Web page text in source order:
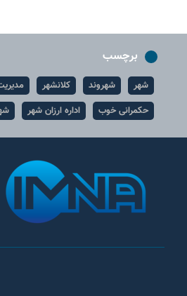
برچسب
شهر شهروند کلانشهر
حکمرانی خوب
اداره ارزان شهر